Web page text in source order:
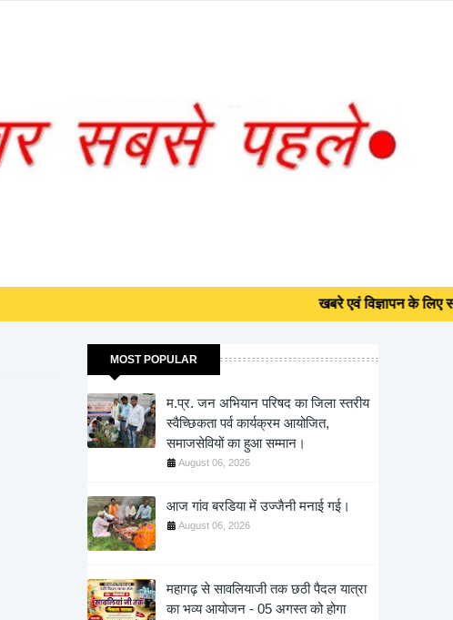
खबरे एवं विज्ञापन के लिए सम्पर्क करे मदन
लाइव समय • भारत
MOST POPULAR
म.प्र. जन अभियान परिषद का जिला स्तरीय
स्वैच्छिकता पर्व कार्यक्रम आयोजित,
समाजसेवियों का हुआ सम्मान।
August 06, 2026
आज गांव बरडिया में उज्जैनी मनाई गई।
August 06, 2026
महागढ़ से सावलियाजी तक छठी पैदल यात्रा
का भव्य आयोजन - 05 अगस्त को होगा